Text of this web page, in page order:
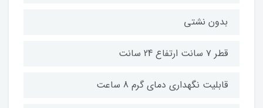
بدون نشتی
قطر ۷ سانت ارتفاع 24 سانت
قابلیت نگهداری دمای گرم 8 ساعت